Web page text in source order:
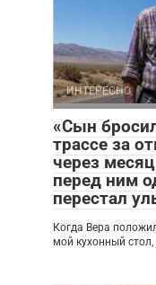
ИНТЕРЕСНО
«Сын
трассе за
через
перед ним
перестал
Когда Вера
мой кухонный